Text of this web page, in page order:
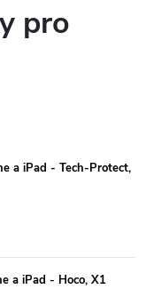
pro
a iPad - Tech-Protect,
a iPad - Hoco, X1